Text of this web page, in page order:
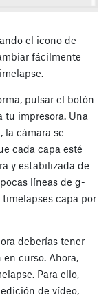
el icono de
fácilmente
pulsar el botón
tu impresora. Una
la cámara se
cada capa esté
y estabilizada de
líneas de g-
timelapses capa por
deberías tener
curso. Ahora,
Para ello,
de vídeo,